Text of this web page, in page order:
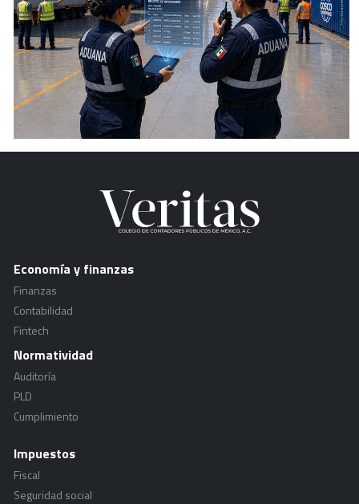
Economía y finanzas
Finanzas
Contabilidad
Fintech
Normatividad
Auditoría
PLD
Cumplimiento
Impuestos
Fiscal
Seguridad social